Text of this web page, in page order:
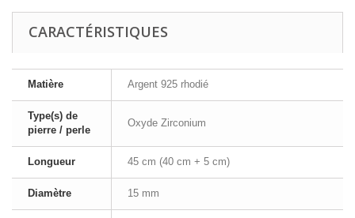
CARACTÉRISTIQUES
Matière Argent 925 rhodié
Type(s) de
pierre / perle
Oxyde Zirconium
Longueur 45 cm (40 cm + 5 cm)
Diamètre 15 mm